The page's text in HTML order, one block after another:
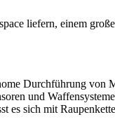
liefern, einem
Durchführung
und
sich mit